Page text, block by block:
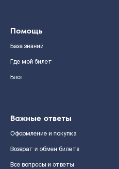
Помощь
База знаний
Где мой билет
Блог
Важные ответы
Оформление и покупка
Возврат и обмен билета
Все вопросы и ответы